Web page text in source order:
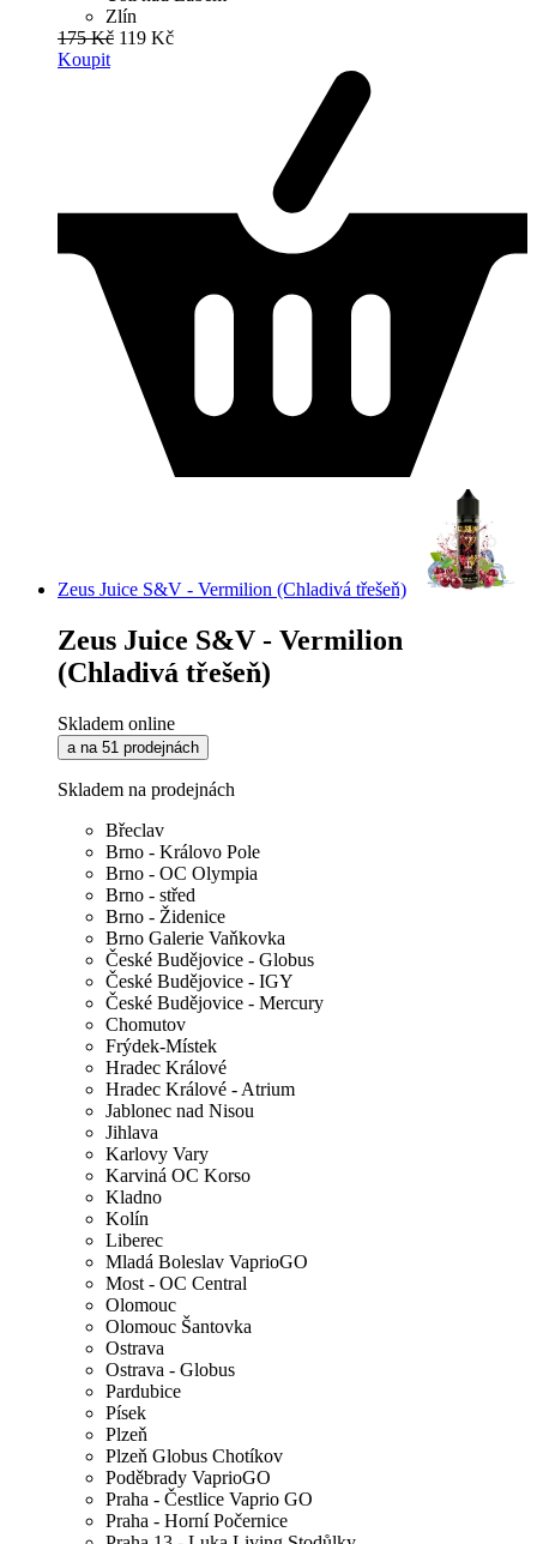
Zlín
175 Kč 119 Kč
Koupit
Zeus Juice S&V - Vermilion (Chladivá třešeň)
Zeus Juice S&V - Vermilion
(Chladivá třešeň)
Skladem online
a na 51 prodejnách
Skladem na prodejnách
Břeclav
Brno - Královo Pole
Brno - OC Olympia
Brno - střed
Brno - Židenice
Brno Galerie Vaňkovka
České Budějovice - Globus
České Budějovice - IGY
České Budějovice - Mercury
Chomutov
Frýdek-Místek
Hradec Králové
Hradec Králové - Atrium
Jablonec nad Nisou
Jihlava
Karlovy Vary
Karviná OC Korso
Kladno
Kolín
Liberec
Mladá Boleslav VaprioGO
Most - OC Central
Olomouc
Olomouc Šantovka
Ostrava
Ostrava - Globus
Pardubice
Písek
Plzeň
Plzeň Globus Chotíkov
Poděbrady VaprioGO
Praha - Čestlice Vaprio GO
Praha - Horní Počernice